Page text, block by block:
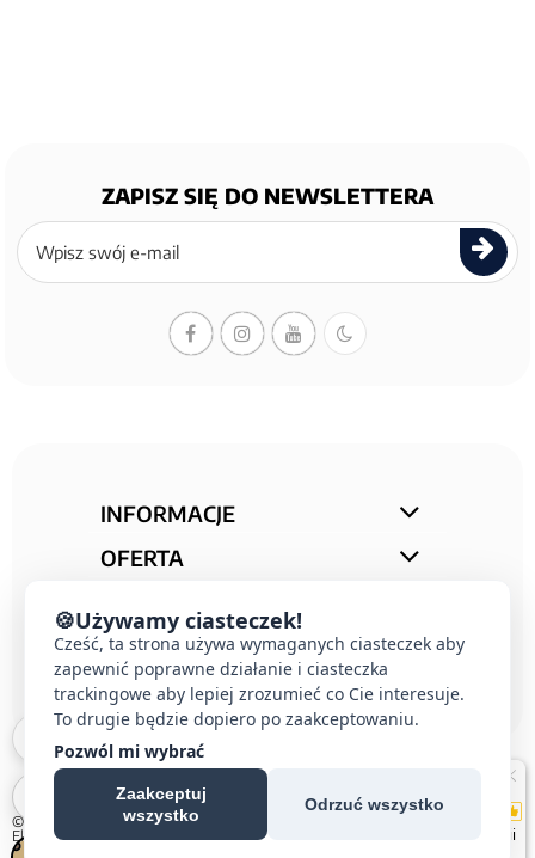
ZAPISZ SIĘ DO NEWSLETTERA
Zapisz
się
newslettera
INFORMACJE
OFERTA
KONTAKT
© 2026 E-DOMUS |Kontakt Simon
Electric|Wideodomofon EURA| All rights reserved
🍪Używamy ciasteczek!
Cześć, ta strona używa wymaganych ciasteczek aby
zapewnić poprawne działanie i ciasteczka
trackingowe aby lepiej zrozumieć co Cie interesuje.
To drugie będzie dopiero po zaakceptowaniu.
Pozwól mi wybrać
Zaakceptuj
wszystko
Odrzuć wszystko